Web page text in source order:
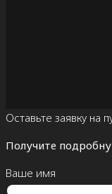
Оставьте заявку на
Получите
Ваше имя